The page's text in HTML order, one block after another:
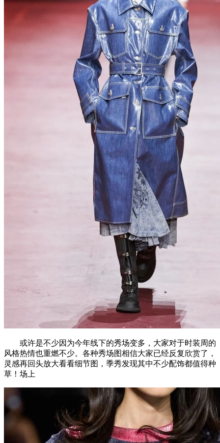
或许是不少因为今年线下的秀场变多，大家对于时装周的
风格热情也重燃不少。各种秀场图相信大家已经反复欣赏了，
灵感再回头放大看看细节图，季秀发现其中不少配饰都值得种
草！场上